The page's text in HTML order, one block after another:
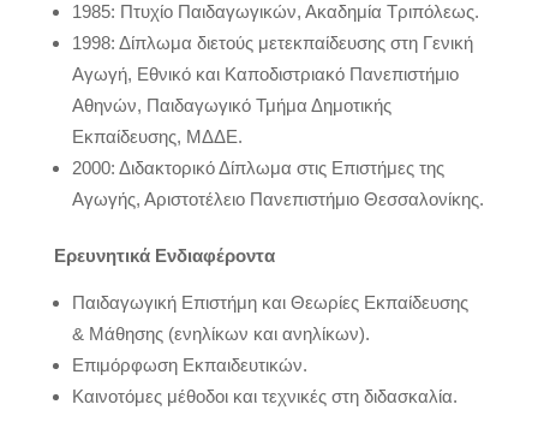
1985: Πτυχίο Παιδαγωγικών, Ακαδημία Τριπόλεως.
1998: Δίπλωμα διετούς μετεκπαίδευσης στη Γενική
Αγωγή, Εθνικό και Καποδιστριακό Πανεπιστήμιο
Αθηνών, Παιδαγωγικό Τμήμα Δημοτικής
Εκπαίδευσης, ΜΔΔΕ.
2000: Διδακτορικό Δίπλωμα στις Επιστήμες της
Αγωγής, Αριστοτέλειο Πανεπιστήμιο Θεσσαλονίκης.
Ερευνητικά Ενδιαφέροντα
Παιδαγωγική Επιστήμη και Θεωρίες Εκπαίδευσης
& Μάθησης (ενηλίκων και ανηλίκων).
Επιμόρφωση Εκπαιδευτικών.
Καινοτόμες μέθοδοι και τεχνικές στη διδασκαλία.